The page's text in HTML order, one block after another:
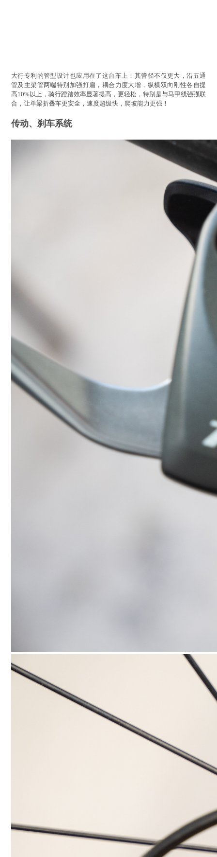
大行专利的管型设计也应用在了这台车上：其管径不仅更大，沿五通
管及主梁管两端特别加强打扁，耦合力度大增，纵横双向刚性各自提
高10%以上，骑行蹬踏效率显著提高，更轻松，特别是与马甲线强强联
合，让单梁折叠车更安全，速度超级快，爬坡能力更强！
传动、刹车系统